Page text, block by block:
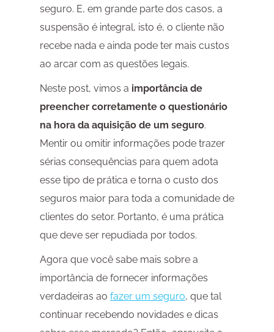
seguro. E, em grande parte dos casos, a
suspensão é integral, isto é, o cliente não
recebe nada e ainda pode ter mais custos
ao arcar com as questões legais.
Neste post, vimos a importância de
preencher corretamente o questionário
na hora da aquisição de um seguro.
Mentir ou omitir informações pode trazer
sérias consequências para quem adota
esse tipo de prática e torna o custo dos
seguros maior para toda a comunidade de
clientes do setor. Portanto, é uma prática
que deve ser repudiada por todos.
Agora que você sabe mais sobre a
importância de fornecer informações
verdadeiras ao fazer um seguro, que tal
continuar recebendo novidades e dicas